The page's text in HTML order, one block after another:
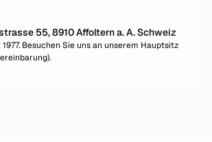
55, 8910 Affoltern a. A. Schweiz
Besuchen Sie uns an unserem Hauptsitz